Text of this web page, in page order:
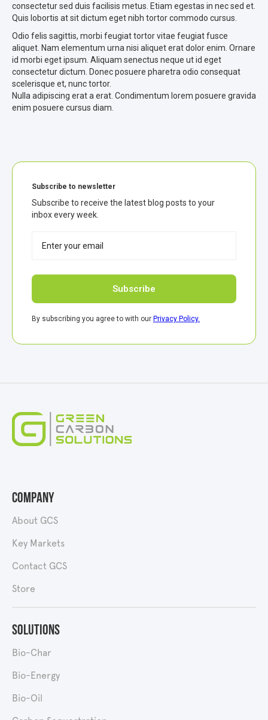
consectetur sed duis facilisis metus. Etiam egestas in nec sed et.
Quis lobortis at sit dictum eget nibh tortor commodo cursus.
Odio felis sagittis, morbi feugiat tortor vitae feugiat fusce
aliquet. Nam elementum urna nisi aliquet erat dolor enim. Ornare
id morbi eget ipsum. Aliquam senectus neque ut id eget
consectetur dictum. Donec posuere pharetra odio consequat
scelerisque et, nunc tortor.
Nulla adipiscing erat a erat. Condimentum lorem posuere gravida
enim posuere cursus diam.
Subscribe to newsletter
Subscribe to receive the latest blog posts to your
inbox every week.
By subscribing you agree to with our Privacy Policy.
Company
About GCS
Key Markets
Contact GCS
Store
Solutions
Bio-Char
Bio-Energy
Bio-Oil